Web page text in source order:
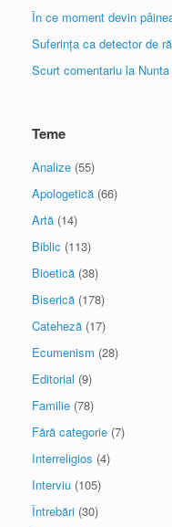
În ce moment devin
Suferința ca detector de
Scurt comentariu la
Teme
Analize (55)
Apologetică (66)
Artă (14)
Biblic (113)
Bioetică (38)
Biserică (178)
Cateheză (17)
Ecumenism (28)
Editorial (9)
Familie (78)
Fără categorie (7)
Interreligios (4)
Interviu (105)
Întrebări (30)